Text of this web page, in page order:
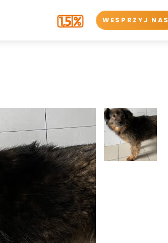
WESPRZYJ NAS